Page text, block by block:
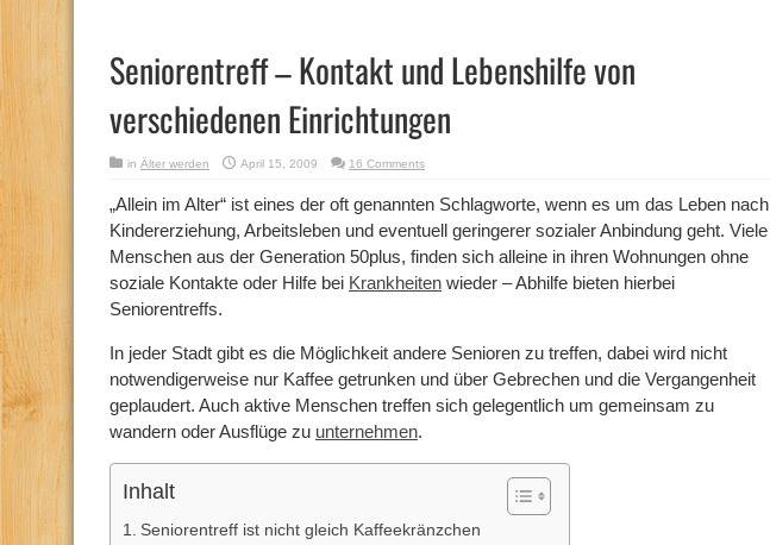
Seniorentreff – Kontakt und Lebenshilfe von
verschiedenen Einrichtungen
in Älter werden April 15, 2009 16 Comments
„Allein im Alter“ ist eines der oft genannten Schlagworte, wenn es um das Leben nach
Kindererziehung, Arbeitsleben und eventuell geringerer sozialer Anbindung geht. Viele
Menschen aus der Generation 50plus, finden sich alleine in ihren Wohnungen ohne
soziale Kontakte oder Hilfe bei Krankheiten wieder – Abhilfe bieten hierbei
Seniorentreffs.
In jeder Stadt gibt es die Möglichkeit andere Senioren zu treffen, dabei wird nicht
notwendigerweise nur Kaffee getrunken und über Gebrechen und die Vergangenheit
geplaudert. Auch aktive Menschen treffen sich gelegentlich um gemeinsam zu
wandern oder Ausflüge zu unternehmen.
Inhalt
Seniorentreff ist nicht gleich Kaffeekränzchen